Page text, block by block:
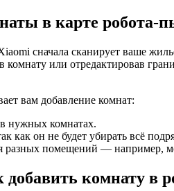
в карте робота-
сначала сканирует ваше
комнату или отредактировав
вам добавление комнат:
нужных комнатах.
как он не будет убирать всё
разных помещений — например,
комнату в